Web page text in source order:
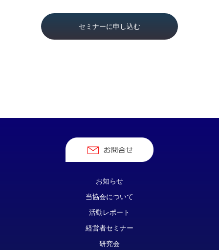
セミナーに申し込む
お知らせ
当協会について
活動レポート
経営者セミナー
研究会